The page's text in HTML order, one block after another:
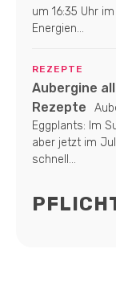
um 16:35 Uhr
Energien...
REZEPTE
Aubergine
Rezepte
Eggplants: Im
aber jetzt im
schnell...